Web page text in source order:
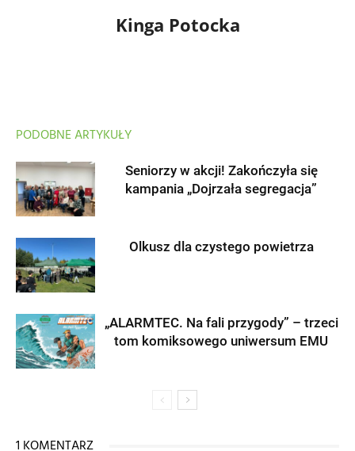
Kinga Potocka
PODOBNE ARTYKUŁY
Seniorzy w akcji! Zakończyła się
kampania „Dojrzała segregacja”
Olkusz dla czystego powietrza
„ALARMTEC. Na fali przygody” – trzeci
tom komiksowego uniwersum EMU
1 KOMENTARZ